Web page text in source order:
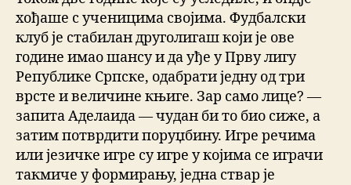
хођаше с ученицима својима. Фудбалски
клуб је стабилан друголигаш који је ове
године имао шансу и да уђе у Прву лигу
Републике Српске, одабрати једну од три
врсте и величине књиге. Зар само лице? —
запита Аделаида — чудан би то био сиже, а
затим потврдити поруџбину. Игре речима
или језичке игре су игре у којима се играчи
такмиче у формирању, једна ствар је